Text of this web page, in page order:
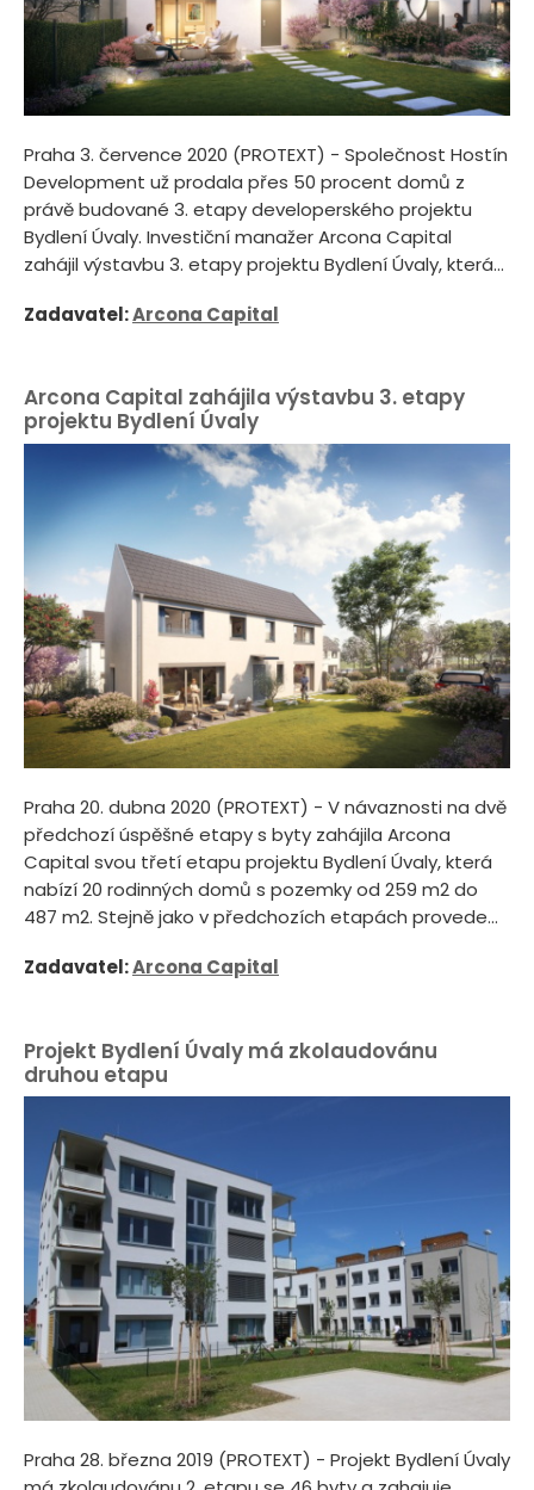
Praha 3. července 2020 (PROTEXT) - Společnost Hostín
Development už prodala přes 50 procent domů z
právě budované 3. etapy developerského projektu
Bydlení Úvaly. Investiční manažer Arcona Capital
zahájil výstavbu 3. etapy projektu Bydlení Úvaly, která...
Zadavatel:Arcona Capital
Arcona Capital zahájila výstavbu 3. etapy
projektu Bydlení Úvaly
Praha 20. dubna 2020 (PROTEXT) - V návaznosti na dvě
předchozí úspěšné etapy s byty zahájila Arcona
Capital svou třetí etapu projektu Bydlení Úvaly, která
nabízí 20 rodinných domů s pozemky od 259 m2 do
487 m2. Stejně jako v předchozích etapách provede...
Zadavatel:Arcona Capital
Projekt Bydlení Úvaly má zkolaudovánu
druhou etapu
Praha 28. března 2019 (PROTEXT) - Projekt Bydlení Úvaly